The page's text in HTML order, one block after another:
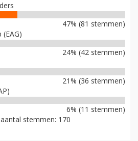
47% (81 stemmen)
24% (42 stemmen)
21% (36 stemmen)
6% (11 stemmen)
stemmen: 170